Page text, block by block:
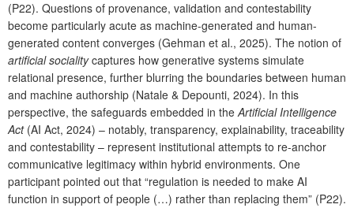
(P22). Questions of provenance, validation and contestability
become particularly acute as machine-generated and human-
generated content converges (Gehman et al., 2025). The notion of
artificial socialitycaptures how generative systems simulate
relational presence, further blurring the boundaries between human
and machine authorship (Natale & Depounti, 2024). In this
perspective, the safeguards embedded in theArtificial Intelligence
Act(AI Act, 2024) – notably, transparency, explainability, traceability
and contestability – represent institutional attempts to re-anchor
communicative legitimacy within hybrid environments. One
participant pointed out that “regulation is needed to make AI
function in support of people (…) rather than replacing them” (P22).